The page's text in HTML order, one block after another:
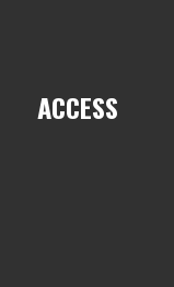
ACCESS